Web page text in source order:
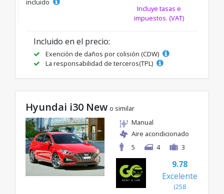
incluido
Incluye tasas e
impuestos. (VAT)
Incluido en el precio:
Exención de daños por colisión (CDW)
La responsabilidad de terceros(TPL)
Hyundai i30 New o similar
Manual
Aire acondicionado
5
4 3
9.78
Excelente
(258